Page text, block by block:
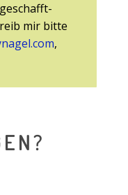
mir bitte
,